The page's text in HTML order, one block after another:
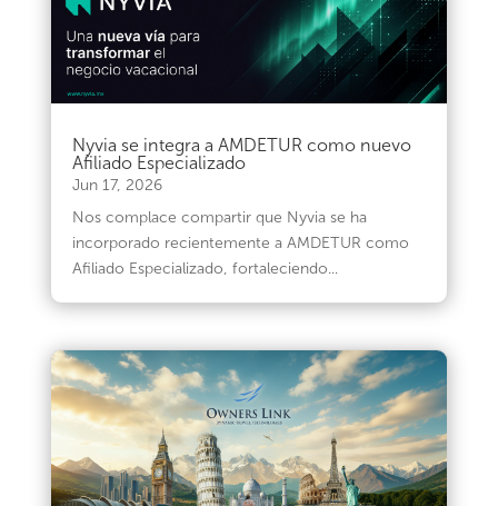
Nyvia se integra a AMDETUR como nuevo
Afiliado Especializado
Jun 17, 2026
Nos complace compartir que Nyvia se ha
incorporado recientemente a AMDETUR como
Afiliado Especializado, fortaleciendo...